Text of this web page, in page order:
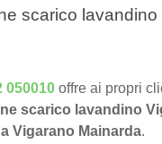
scarico
050010 offre ai propri
scarico lavandino
Vigarano Mainarda.